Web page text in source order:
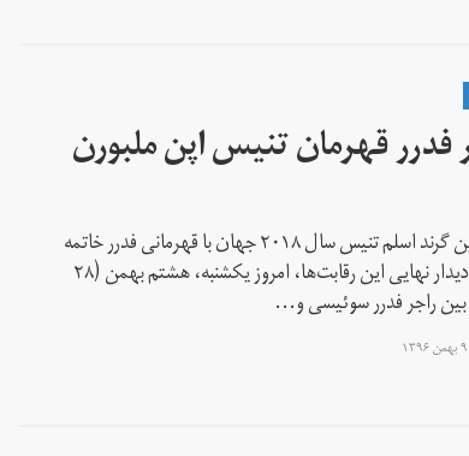
فدرر قهرمان تنیس اپن ملبورن
نخستین گرند اسلم تنیس سال ۲۰۱۸ جهان با قهرمانی فدرر خاتمه
یافت. دیدار نهایی این رقابت‌ها، امروز یکشنبه، هشتم بهمن (۲۸
بین راجر فدرر سوئیسی و...
۹ بهمن ۱۳۹۶